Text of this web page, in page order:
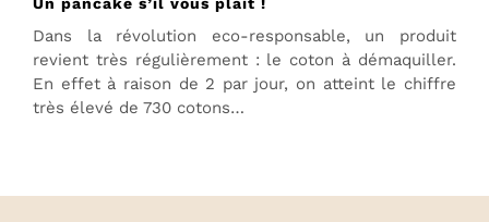
Dans la révolution eco-responsable, un produit
revient très régulièrement : le coton à démaquiller.
En effet à raison de 2 par jour, on atteint le chiffre
très élevé de 730 cotons…